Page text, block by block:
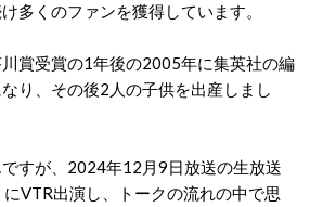
多くのファンを獲得しています。
賞受賞の1年後の2005年に集英社の編
り、その後2人の子供を出産しまし
すが、2024年12月9日放送の生放送
VTR出演し、トークの流れの中で思